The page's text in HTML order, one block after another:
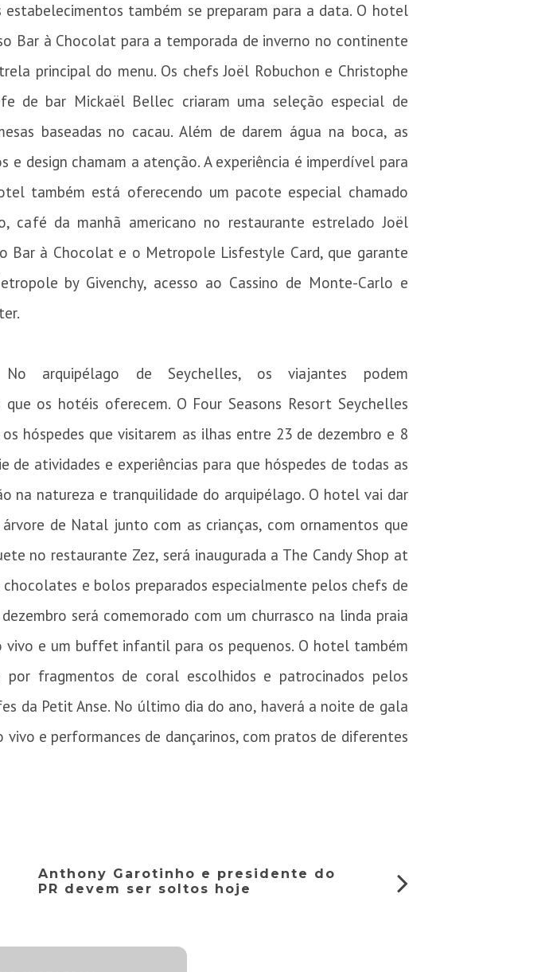
também se preparam para a data. O hotel
Bar à Chocolat para a temporada de inverno no continente
principal do menu. Os chefs Joël Robuchon e Christophe
de bar Mickaël Bellec criaram uma seleção especial de
baseadas no cacau. Além de darem água na boca, as
design chamam a atenção. A experiência é imperdível para
também está oferecendo um pacote especial chamado
café da manhã americano no restaurante estrelado Joël
Bar à Chocolat e o Metropole Lisfestyle Card, que garante
by Givenchy, acesso ao Cassino de Monte-Carlo e
No arquipélago de Seychelles, os viajantes podem
os hotéis oferecem. O Four Seasons Resort Seychelles
hóspedes que visitarem as ilhas entre 23 de dezembro e 8
de atividades e experiências para que hóspedes de todas as
na natureza e tranquilidade do arquipélago. O hotel vai dar
de Natal junto com as crianças, com ornamentos que
no restaurante Zez, será inaugurada a The Candy Shop at
e bolos preparados especialmente pelos chefs de
será comemorado com um churrasco na linda praia
vivo e um buffet infantil para os pequenos. O hotel também
fragmentos de coral escolhidos e patrocinados pelos
da Petit Anse. No último dia do ano, haverá a noite de gala
e performances de dançarinos, com pratos de diferentes
Anthony Garotinho e presidente do
PR devem ser soltos hoje